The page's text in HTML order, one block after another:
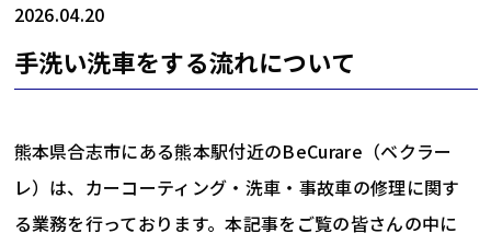
2026.04.20
手洗い洗車をする流れについて
熊本県合志市にある熊本駅付近のBeCurare（ベクラー
レ）は、カーコーティング・洗車・事故車の修理に関す
る業務を行っております。本記事をご覧の皆さんの中に